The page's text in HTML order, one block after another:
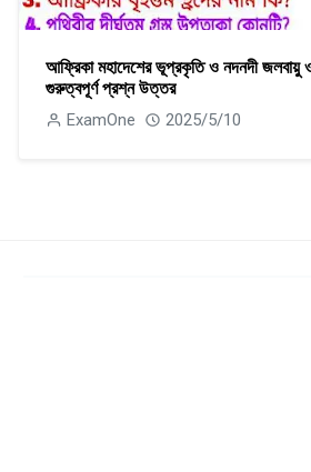
আফ্রিকা মহাদেশের ভূপ্রকৃতি ও নদনদী জলবায়ু
গুরুত্বপূর্ণ প্রশ্ন উত্তর
ExamOne 2025/5/10